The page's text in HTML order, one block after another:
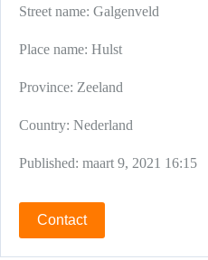
Street name: Galgenveld
Place name: Hulst
Province: Zeeland
Country: Nederland
Published: maart 9, 2021 16:15
Contact